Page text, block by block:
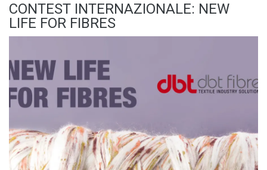
CONTEST INTERNAZIONALE: NEW
LIFE FOR FIBRES